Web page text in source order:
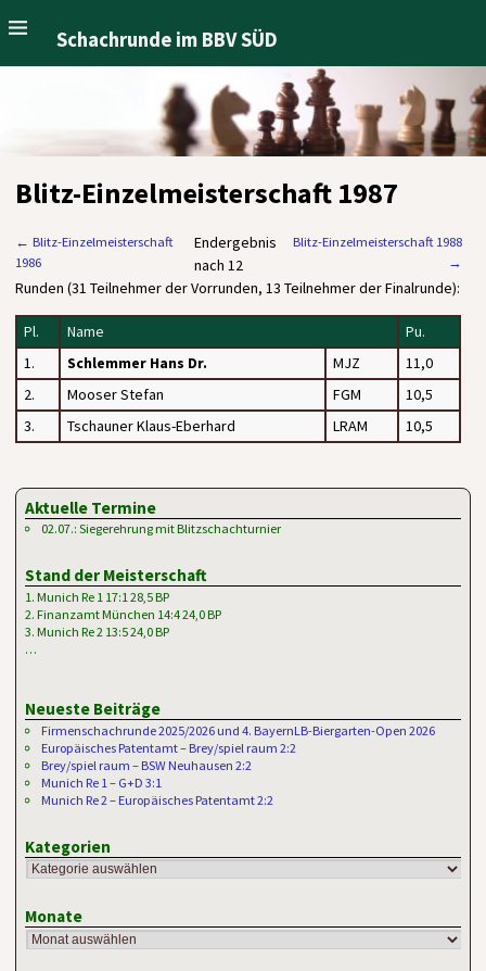
Schachrunde im BBV SÜD
Blitz-Einzelmeisterschaft 1987
← Blitz-Einzelmeisterschaft
1986
Blitz-Einzelmeisterschaft 1988
→
Endergebnis
nach 12
Runden (31 Teilnehmer der Vorrunden, 13 Teilnehmer der Finalrunde):
Pl. Name
Pu.
1.
Schlemmer Hans Dr. MJZ
11,0
2.
Mooser Stefan FGM
10,5
3.
Tschauner Klaus-Eberhard LRAM 10,5
Aktuelle Termine
02.07.: Siegerehrung mit Blitzschachturnier
Stand der Meisterschaft
1. Munich Re 1 17:1 28,5 BP
2. Finanzamt München 14:4 24,0 BP
3. Munich Re 2 13:5 24,0 BP
…
Neueste Beiträge
Firmenschachrunde 2025/2026 und 4. BayernLB-Biergarten-Open 2026
Europäisches Patentamt – Brey/spiel raum 2:2
Brey/spiel raum – BSW Neuhausen 2:2
Munich Re 1 – G+D 3:1
Munich Re 2 – Europäisches Patentamt 2:2
Kategorien
Monate